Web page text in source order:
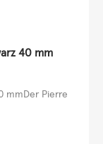
40 mm
mmDer Pierre